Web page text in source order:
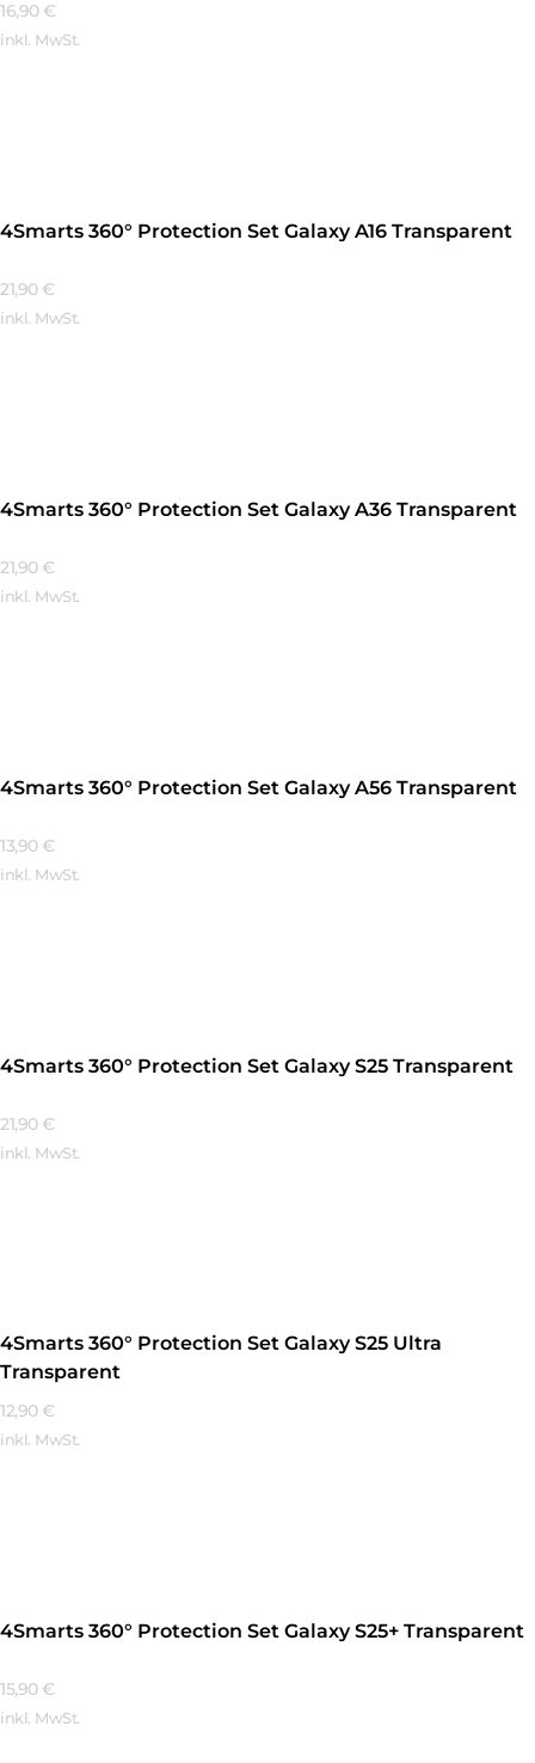
16,90 €
inkl. MwSt.
4Smarts 360° Protection Set Galaxy A16 Transparent
21,90 €
inkl. MwSt.
4Smarts 360° Protection Set Galaxy A36 Transparent
21,90 €
inkl. MwSt.
4Smarts 360° Protection Set Galaxy A56 Transparent
13,90 €
inkl. MwSt.
4Smarts 360° Protection Set Galaxy S25 Transparent
21,90 €
inkl. MwSt.
4Smarts 360° Protection Set Galaxy S25 Ultra
Transparent
12,90 €
inkl. MwSt.
4Smarts 360° Protection Set Galaxy S25+ Transparent
15,90 €
inkl. MwSt.